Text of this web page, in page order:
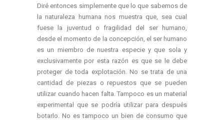
Diré entonces simplemente que lo que sabemos de
la naturaleza humana nos muestra que, sea cual
fuese la juventud o fragilidad del ser humano,
desde el momento de la concepción, el ser humano
es un miembro de nuestra especie y que sola y
exclusivamente por esta razón es que se le debe
proteger de toda explotación. No se trata de una
cantidad de piezas o repuestos que se pueden
utilizar cuando hacen falta. Tampoco es un material
experimental que se podría utilizar para después
botarlo. No es tampoco un bien de consumo que